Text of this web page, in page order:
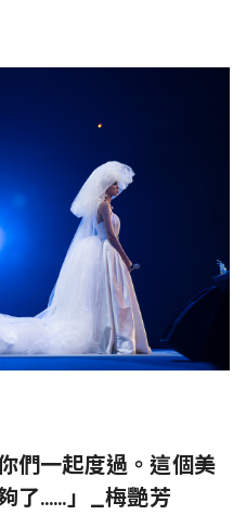
們一起度過。這個美
了……」_梅艷芳